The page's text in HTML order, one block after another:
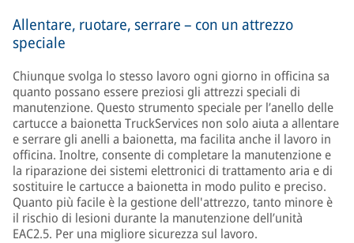
Allentare, ruotare, serrare – con un attrezzo
speciale
Chiunque svolga lo stesso lavoro ogni giorno in officina sa
quanto possano essere preziosi gli attrezzi speciali di
manutenzione. Questo strumento speciale per l’anello delle
cartucce a baionetta TruckServices non solo aiuta a allentare
e serrare gli anelli a baionetta, ma facilita anche il lavoro in
officina. Inoltre, consente di completare la manutenzione e
la riparazione dei sistemi elettronici di trattamento aria e di
sostituire le cartucce a baionetta in modo pulito e preciso.
Quanto più facile è la gestione dell'attrezzo, tanto minore è
il rischio di lesioni durante la manutenzione dell’unità
EAC2.5. Per una migliore sicurezza sul lavoro.